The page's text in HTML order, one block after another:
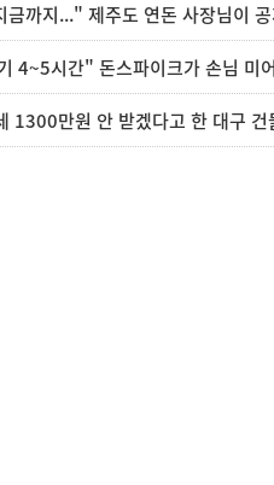
까지..." 제주도 연돈 사장님이
4~5시간" 돈스파이크가 손님 미
1300만원 안 받겠다고 한 대구